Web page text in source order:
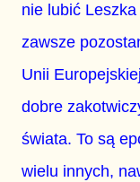
nie lubić
zawsze
Unii
dobre
świata. To są
wielu innych,